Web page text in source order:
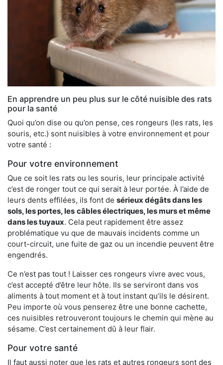
En apprendre un peu plus sur le côté nuisible des rats
pour la santé
Quoi qu’on dise ou qu’on pense, ces rongeurs (les rats, les
souris, etc.) sont nuisibles à votre environnement et pour
votre santé :
Pour votre environnement
Que ce soit les rats ou les souris, leur principale activité
c’est de ronger tout ce qui serait à leur portée. À l’aide de
leurs dents effilées, ils font de sérieux dégâts dans les
sols, les portes, les câbles électriques, les murs et même
dans les tuyaux. Cela peut rapidement être assez
problématique vu que de mauvais incidents comme un
court-circuit, une fuite de gaz ou un incendie peuvent être
engendrés.
Ce n’est pas tout ! Laisser ces rongeurs vivre avec vous,
c’est accepté d’être leur hôte. Ils se serviront dans vos
aliments à tout moment et à tout instant qu’ils le désirent.
Peu importe où vous penserez être une bonne cachette,
ces nuisibles retrouveront toujours le chemin qui mène au
sésame. C’est certainement dû à leur flair.
Pour votre santé
Il faut aussi noter que les rats et autres rongeurs sont des